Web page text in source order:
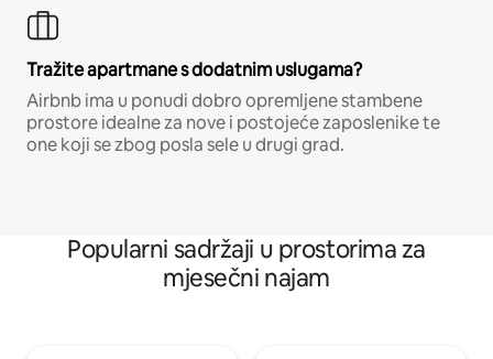
Tražite apartmane s dodatnim uslugama?
Airbnb ima u ponudi dobro opremljene stambene
prostore idealne za nove i postojeće zaposlenike te
one koji se zbog posla sele u drugi grad.
Popularni sadržaji u prostorima za
mjesečni najam